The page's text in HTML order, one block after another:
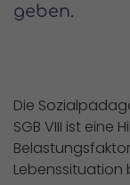
geben.
Die
SGB VIII ist eine
Lebenssituation